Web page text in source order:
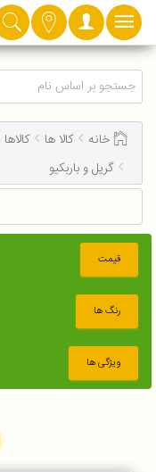
دسته بندی
خانه کالا ها کالاها
گریل و باربکیو
قیمت
رنگ ها
ویژگی ها